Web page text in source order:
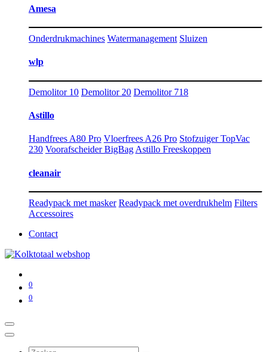
Amesa
Onderdrukmachines Watermanagement Sluizen
wlp
Demolitor 10 Demolitor 20 Demolitor 718
Astillo
Handfrees A80 Pro Vloerfrees A26 Pro Stofzuiger TopVac
230 Voorafscheider BigBag Astillo Freeskoppen
cleanair
Readypack met masker Readypack met overdrukhelm Filters
Accessoires
Contact
0
0